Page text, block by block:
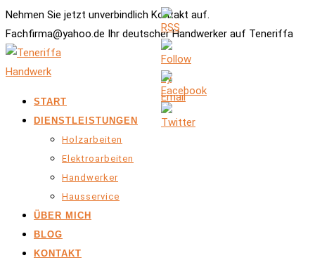
Nehmen Sie jetzt unverbindlich Kontakt auf.
Fachfirma@yahoo.de Ihr deutscher Handwerker auf Teneriffa
START
DIENSTLEISTUNGEN
Holzarbeiten
Elektroarbeiten
Handwerker
Hausservice
ÜBER MICH
BLOG
KONTAKT